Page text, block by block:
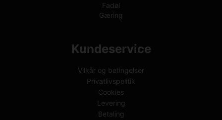
Fadøl
Gæring
Kundeservice
Vilkår og betingelser
Privatlivspolitik
Cookies
Levering
Betaling